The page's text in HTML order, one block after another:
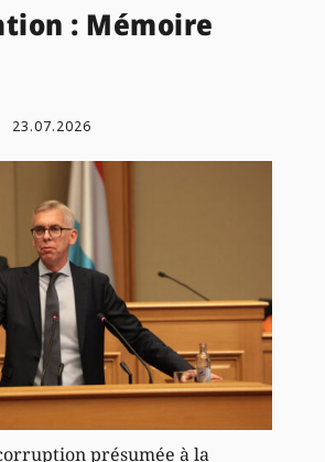
: Mémoire
23.07.2026
présumée à la